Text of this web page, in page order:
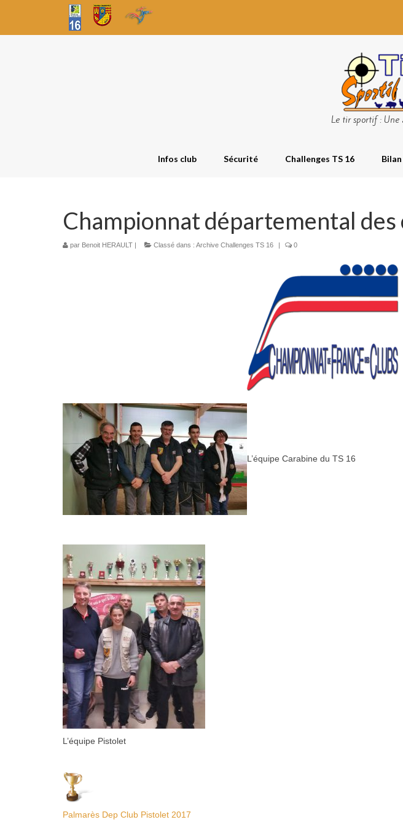
Le tir sportif : Une
Infos club Sécurité Challenges TS 16
Championnat départemental des
par Benoit HERAULT | Classé dans : Archive Challenges TS 16 | 0
L’équipe Carabine du TS 16
L’équipe Pistolet
Palmarès Dep Club Pistolet 2017